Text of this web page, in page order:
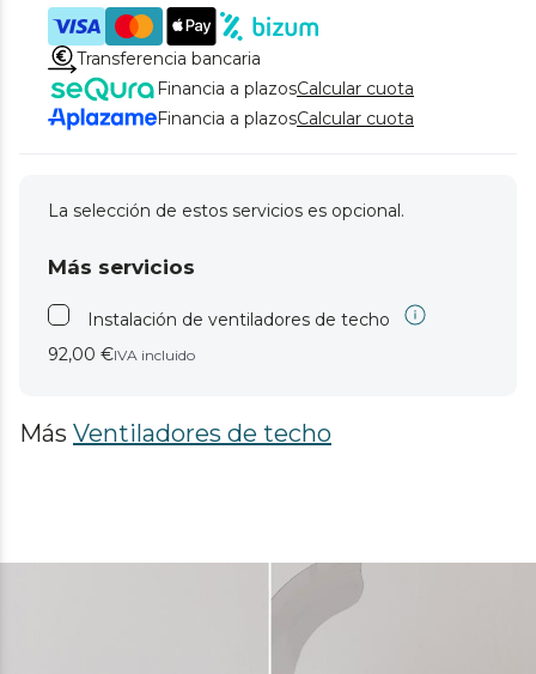
Transferencia bancaria
Financia a plazosCalcular cuota
Financia a plazosCalcular cuota
La selección de estos servicios es opcional.
Más servicios
Instalación de ventiladores de techo
92,00 €IVA incluido
Más Ventiladores de techo